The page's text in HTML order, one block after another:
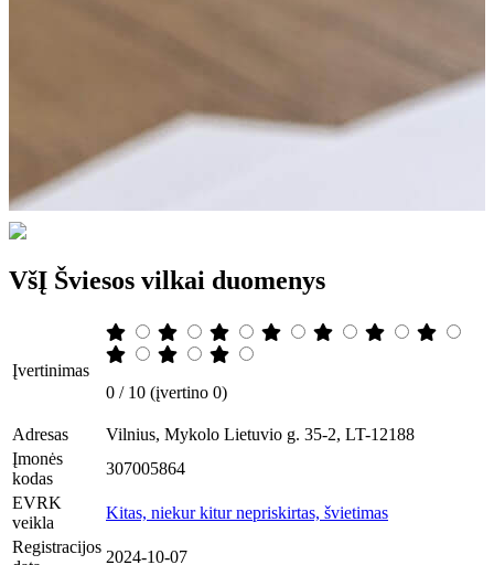
VšĮ Šviesos vilkai duomenys
Įvertinimas
0 / 10 (įvertino 0)
Adresas
Vilnius, Mykolo Lietuvio g. 35-2, LT-12188
Įmonės
kodas
307005864
EVRK
veikla
Kitas, niekur kitur nepriskirtas, švietimas
Registracijos
2024-10-07